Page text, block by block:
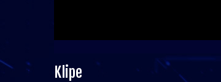
Klipe